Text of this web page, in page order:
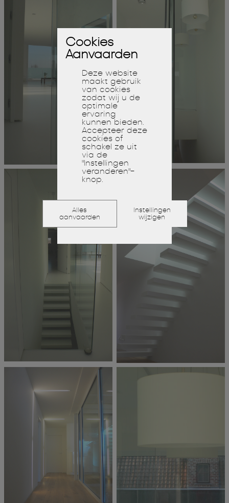
Cookies
Aanvaarden
Deze website
maakt gebruik
van cookies
zodat wij u de
optimale
ervaring
kunnen bieden.
Accepteer deze
cookies of
schakel ze uit
via de
"Instellingen
veranderen"-
knop.
Alles
aanvaarden
Instellingen
wijzigen